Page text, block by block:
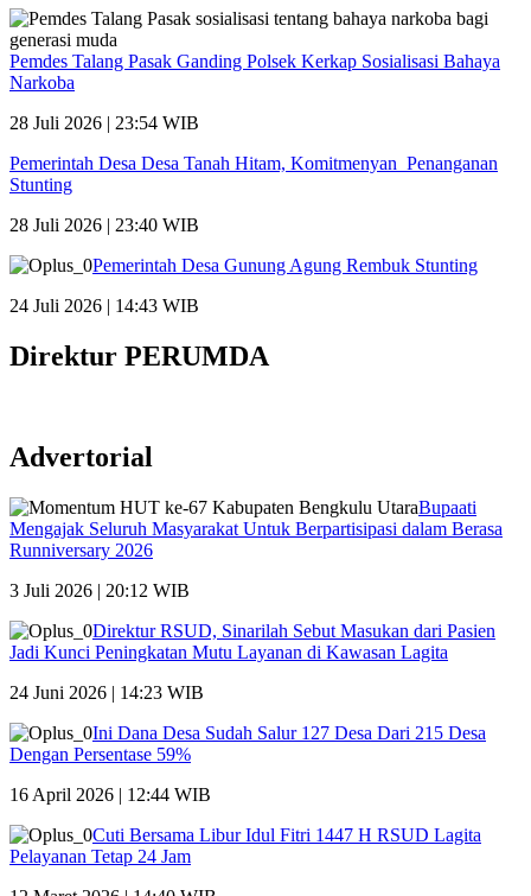
Pemdes Talang Pasak Ganding Polsek Kerkap Sosialisasi Bahaya
Narkoba
28 Juli 2026 | 23:54 WIB
Pemerintah Desa Desa Tanah Hitam, Komitmenyan Penanganan
Stunting
28 Juli 2026 | 23:40 WIB
Pemerintah Desa Gunung Agung Rembuk Stunting
24 Juli 2026 | 14:43 WIB
Direktur PERUMDA
Advertorial
Bupaati
Mengajak Seluruh Masyarakat Untuk Berpartisipasi dalam Berasa
Runniversary 2026
3 Juli 2026 | 20:12 WIB
Direktur RSUD, Sinarilah Sebut Masukan dari Pasien
Jadi Kunci Peningkatan Mutu Layanan di Kawasan Lagita
24 Juni 2026 | 14:23 WIB
Ini Dana Desa Sudah Salur 127 Desa Dari 215 Desa
Dengan Persentase 59%
16 April 2026 | 12:44 WIB
Cuti Bersama Libur Idul Fitri 1447 H RSUD Lagita
Pelayanan Tetap 24 Jam